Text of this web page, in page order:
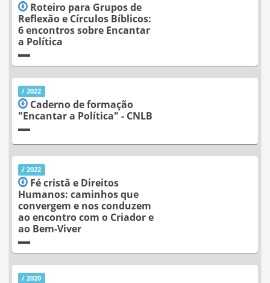
Roteiro para Grupos de
Reflexão e Círculos Bíblicos:
6 encontros sobre Encantar
a Política
/ 2022
Caderno de formação
"Encantar a Política" - CNLB
/ 2022
Fé cristã e Direitos
Humanos: caminhos que
convergem e nos conduzem
ao encontro com o Criador e
ao Bem-Viver
/ 2020